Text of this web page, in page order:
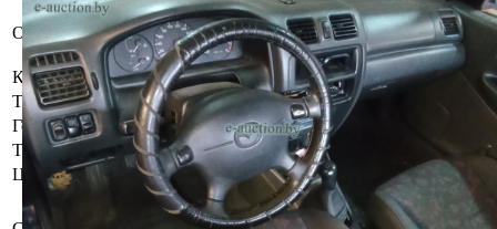
Описание
Кузов транспортного средства имеет следы
коррозии металла с нарушением защитного
лакокрасочного покрытия.
Коробка передач Механическая
Тип кузова
Седан
Год выпуска
1998
Тип двигателя
Бензин
Цвет
Темно-синий
Бывшее в употреблении. При
инструментальном контроле, диагностике,